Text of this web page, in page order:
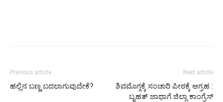
Previous article
ಹಲ್ಲಿನ ಬಣ್ಣ ಬದಲಾಗುವುದೇಕೆ?
Next article
ಶಿವಮೊಗ್ಗಕ್ಕೆ ಸಂಚಾರಿ ಪೀಠಕ್ಕೆ ಆಗ್ರಹ :
ಬೃಹತ್ ಜಾಥಾಗೆ ಜಿಲ್ಲಾ ಕಾಂಗ್ರೆಸ್